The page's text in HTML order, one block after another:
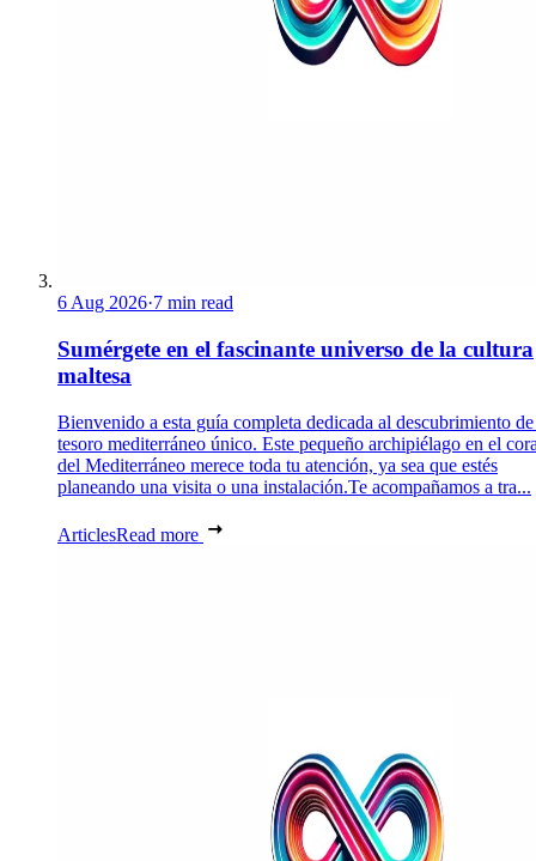
6 Aug 2026·7 min read
Sumérgete en el fascinante universo de la cultura
maltesa
Bienvenido a esta guía completa dedicada al descubrimiento
tesoro mediterráneo único. Este pequeño archipiélago en el
del Mediterráneo merece toda tu atención, ya sea que estés
planeando una visita o una instalación.Te acompañamos a tra...
ArticlesRead more